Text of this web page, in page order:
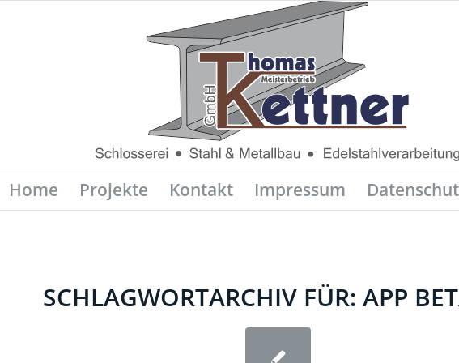
Home Projekte Kontakt Impressum
SCHLAGWORTARCHIV FÜR: APP